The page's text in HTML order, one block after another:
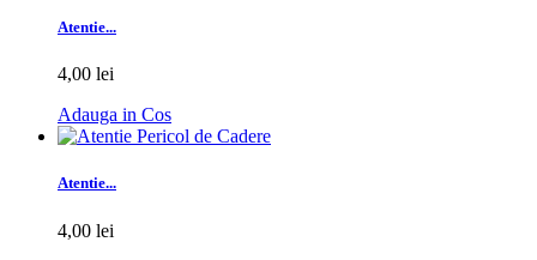
Atentie...
4,00 lei
Adauga in Cos
Atentie...
4,00 lei